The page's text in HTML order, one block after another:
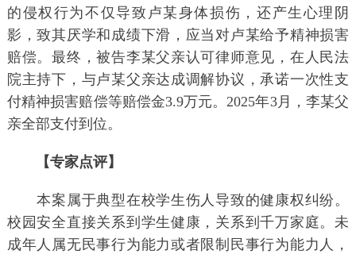
的侵权行为不仅导致卢某身体损伤，还产生心理阴
影，致其厌学和成绩下滑，应当对卢某给予精神损害
赔偿。最终，被告李某父亲认可律师意见，在人民法
院主持下，与卢某父亲达成调解协议，承诺一次性支
付精神损害赔偿等赔偿金3.9万元。2025年3月，李某父
亲全部支付到位。
【专家点评】
本案属于典型在校学生伤人导致的健康权纠纷。
校园安全直接关系到学生健康，关系到千万家庭。未
成年人属无民事行为能力或者限制民事行为能力人，